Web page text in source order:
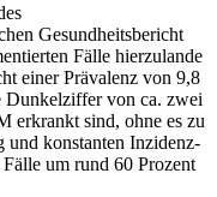
Gesundheitsbericht
Fälle hierzulande
einer Prävalenz von 9,8
Dunkelziffer von ca. zwei
erkrankt sind, ohne es zu
und konstanten Inzidenz-
um rund 60 Prozent